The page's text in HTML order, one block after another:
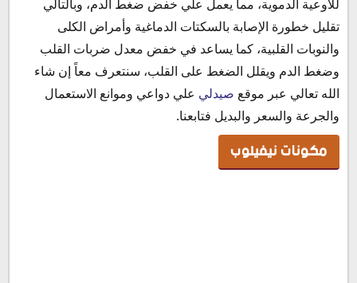
ما هو علاج نيفيلوب بلس؟
دواعي استعمال دواء نيفيلوب
موانع استعمال دواء نيفيلوب
الأعراض الجانبية لدواء نيفيلوب
نيفيلوب احتياطات وتحذيرات
التداخلات الدوائية مع نيفيلوب
هل دواء نيفيلوب مدر للبول؟
للأوعية الدموية، مما يعمل علي خفض ضغط الدم، وبالتالي
تقليل خطورة الإصابة بالسكتات الدماغية وأمراض الكلى
والنوبات القلبية، كما يساعد في خفض معدل ضربات القلب
وضغط الدم ويقلل الضغط على القلب، سنتعرف معاً إن شاء
الله تعالي عبر موقع صيدلي علي دواعي وموانع الاستعمال
والجرعة والسعر والبديل فتابعنا.
مكونات نيفيلوب